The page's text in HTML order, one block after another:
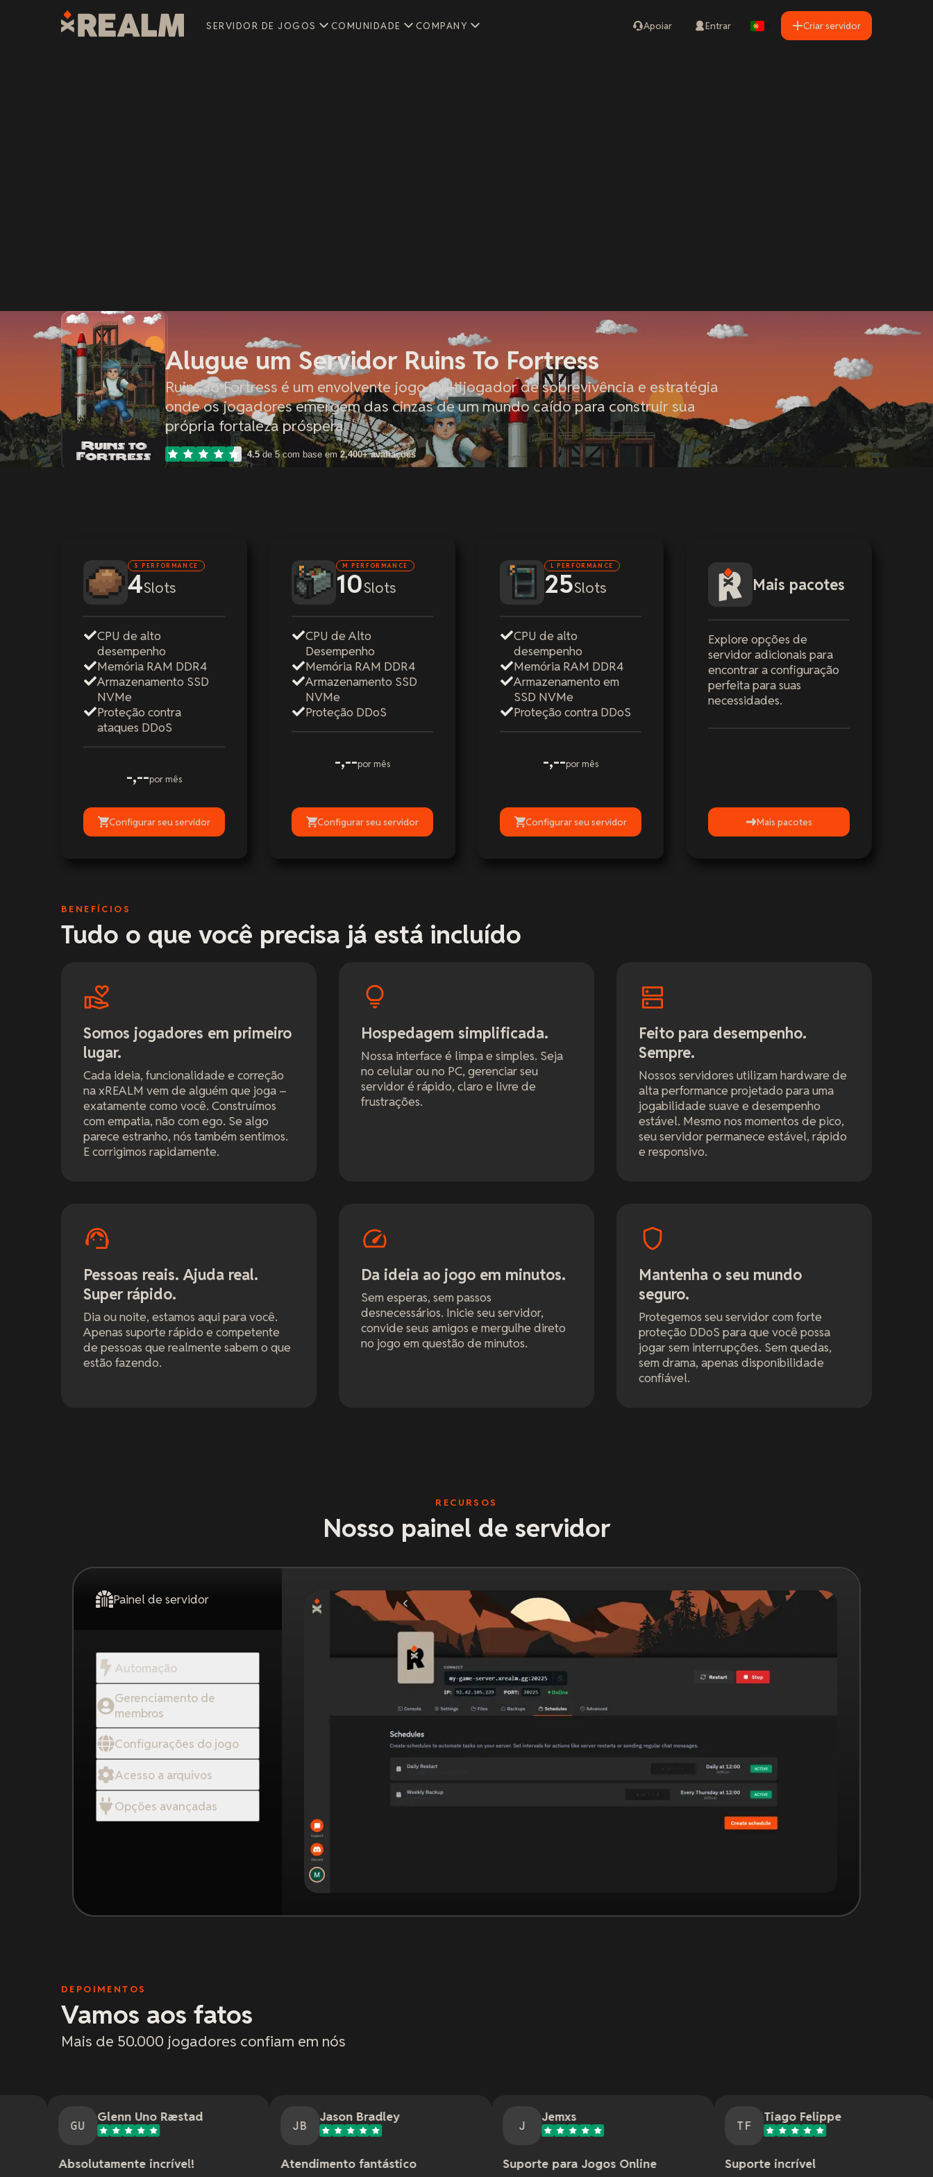
SERVIDOR DE JOGOS COMUNIDADE COMPANY Apoiar Entrar Criar servidor
Alugue um Servidor Ruins To Fortress
Ruins To Fortress é um envolvente jogo multijogador de sobrevivência e estratégia
onde os jogadores emergem das cinzas de um mundo caído para construir sua
própria fortaleza próspera.
4.5de 5 com base em2,400+ avaliações
S PERFORMANCE
4Slots
CPU de alto
desempenho
Memória RAM DDR4
Armazenamento SSD
NVMe
Proteção contra
ataques DDoS
-,--por mês
Configurar seu servidor
M PERFORMANCE
10Slots
CPU de Alto
Desempenho
Memória RAM DDR4
Armazenamento SSD
NVMe
Proteção DDoS
-,--por mês
Configurar seu servidor
L PERFORMANCE
25Slots
CPU de alto
desempenho
Memória RAM DDR4
Armazenamento em
SSD NVMe
Proteção contra DDoS
-,--por mês
Configurar seu servidor
Mais pacotes
Explore opções de
servidor adicionais para
encontrar a configuração
perfeita para suas
necessidades.
Mais pacotes
BENEFÍCIOS
Tudo o que você precisa já está incluído
Somos jogadores em primeiro
lugar.
Cada ideia, funcionalidade e correção
na xREALM vem de alguém que joga –
exatamente como você. Construímos
com empatia, não com ego. Se algo
parece estranho, nós também sentimos.
E corrigimos rapidamente.
Hospedagem simplificada.
Nossa interface é limpa e simples. Seja
no celular ou no PC, gerenciar seu
servidor é rápido, claro e livre de
frustrações.
Feito para desempenho.
Sempre.
Nossos servidores utilizam hardware de
alta performance projetado para uma
jogabilidade suave e desempenho
estável. Mesmo nos momentos de pico,
seu servidor permanece estável, rápido
e responsivo.
Pessoas reais. Ajuda real.
Super rápido.
Dia ou noite, estamos aqui para você.
Apenas suporte rápido e competente
de pessoas que realmente sabem o que
estão fazendo.
Da ideia ao jogo em minutos.
Sem esperas, sem passos
desnecessários. Inicie seu servidor,
convide seus amigos e mergulhe direto
no jogo em questão de minutos.
Mantenha o seu mundo
seguro.
Protegemos seu servidor com forte
proteção DDoS para que você possa
jogar sem interrupções. Sem quedas,
sem drama, apenas disponibilidade
confiável.
RECURSOS
Nosso painel de servidor
Painel de servidor
Automação
Gerenciamento de
membros
Configurações do jogo
Acesso a arquivos
Opções avançadas
DEPOIMENTOS
Vamos aos fatos
Mais de 50.000 jogadores confiam em nós
Glenn Uno Ræstad
incrível! Atendimento fantástico Suporte para Jogos Online Suporte incrível